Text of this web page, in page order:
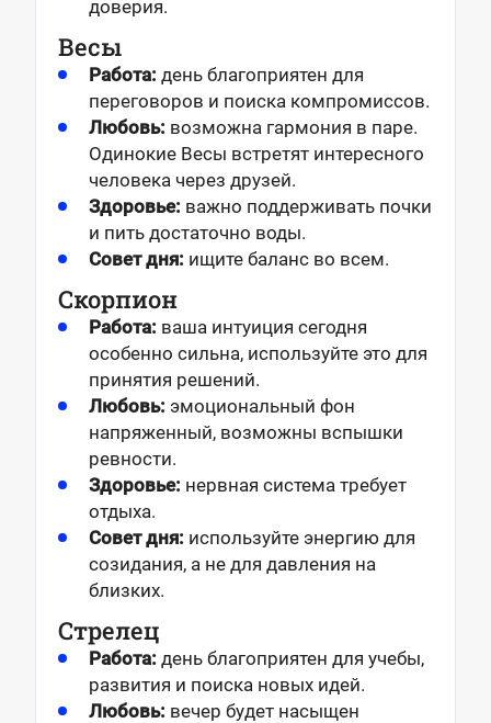
доверия.
Весы
Работа: день благоприятен для
переговоров и поиска компромиссов.
Любовь: возможна гармония в паре.
Одинокие Весы встретят интересного
человека через друзей.
Здоровье: важно поддерживать почки
и пить достаточно воды.
Совет дня: ищите баланс во всем.
Скорпион
Работа: ваша интуиция сегодня
особенно сильна, используйте это для
принятия решений.
Любовь: эмоциональный фон
напряженный, возможны вспышки
ревности.
Здоровье: нервная система требует
отдыха.
Совет дня: используйте энергию для
созидания, а не для давления на
близких.
Стрелец
Работа: день благоприятен для учебы,
развития и поиска новых идей.
Любовь: вечер будет насыщен